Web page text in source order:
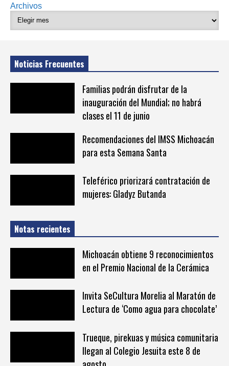
Archivos
Noticias Frecuentes
Familias podrán disfrutar de la
inauguración del Mundial; no habrá
clases el 11 de junio
Recomendaciones del IMSS Michoacán
para esta Semana Santa
Teleférico priorizará contratación de
mujeres: Gladyz Butanda
Notas recientes
Michoacán obtiene 9 reconocimientos
en el Premio Nacional de la Cerámica
Invita SeCultura Morelia al Maratón de
Lectura de ‘Como agua para chocolate’
Trueque, pirekuas y música comunitaria
llegan al Colegio Jesuita este 8 de